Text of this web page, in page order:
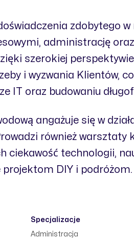
zdobytego
administrację
szerokiej
i wyzwania Klientów,
IT oraz budowaniu
angażuje się w
również
ciekawość technologii,
projektom DIY i podróżom.
Specjalizacje
Administracja